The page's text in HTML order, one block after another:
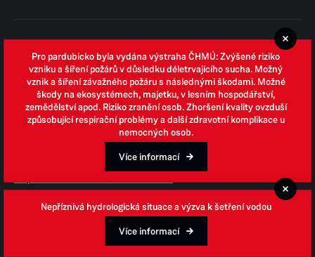
Zpracování osobních údajů
Whistleblowing
Open data
Povinně zveřejňované informace
Prohlášení o přístupnosti
Odpovědi na žádosti o informace
Jednotné environmentální stanovisko
Pro pardubicko byla vydána výstraha ČHMÚ: Zvýšené riziko
vzniku a šíření požárů v důsledku déletrvajícího sucha. Možný
vznik a šíření závažného požáru s následnými škodami. Možné
škody na ekosystémech, majetku, v lesním hospodářství,
zemědělství apod. Riziko zranění osob. Zhoršení kvality ovzduší
způsobující respirační problémy a další zdravotní komplikace u
nemocných osob.
Více informací
Nepříznivá hydrologická situace a výzva k šetření vodou
Více informací